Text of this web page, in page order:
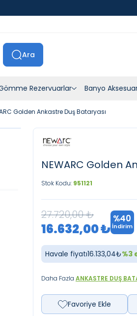
Ara
Rezervuarlar Banyo
Golden Ankastre Duş Bataryası
NEWARC Golden
Stok Kodu: 951121
27.720,00₺
16.632,00₺
%40
İndirim
Havale fiyatı16.133,04₺%3
Daha Fazla ANKASTRE DUŞ
Favoriye Ekle